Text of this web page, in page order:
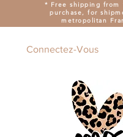
* Free shipping from
purchase, for
metropolitan
Connectez-Vous